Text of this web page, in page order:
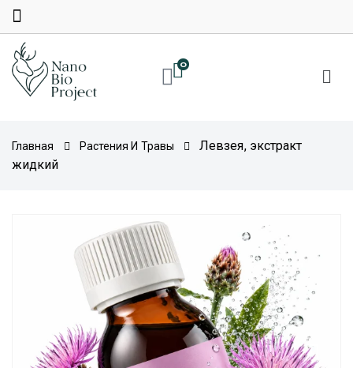
0
Главная Растения И Травы
Левзея, экстракт
жидкий